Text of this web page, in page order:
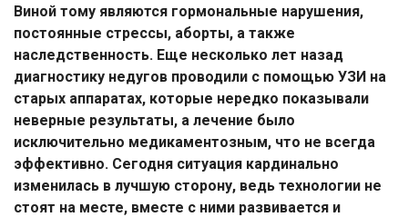
Виной тому являются гормональные нарушения,
постоянные стрессы, аборты, а также
наследственность. Еще несколько лет назад
диагностику недугов проводили с помощью УЗИ на
старых аппаратах, которые нередко показывали
неверные результаты, а лечение было
исключительно медикаментозным, что не всегда
эффективно. Сегодня ситуация кардинально
изменилась в лучшую сторону, ведь технологии не
стоят на месте, вместе с ними развивается и